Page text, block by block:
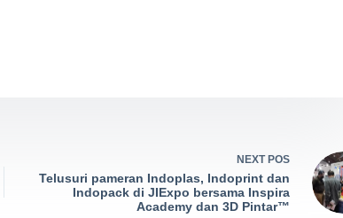
NEXT POS
Telusuri pameran Indoplas, Indoprint dan
Indopack di JIExpo bersama Inspira
Academy dan 3D Pintar™